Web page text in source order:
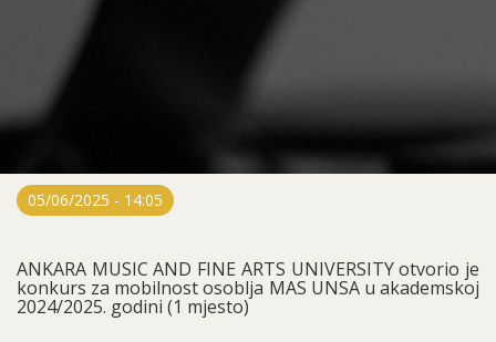
05/06/2025 - 14:05
ANKARA MUSIC AND FINE ARTS UNIVERSITY otvorio je
konkurs za mobilnost osoblja MAS UNSA u akademskoj
2024/2025. godini (1 mjesto)